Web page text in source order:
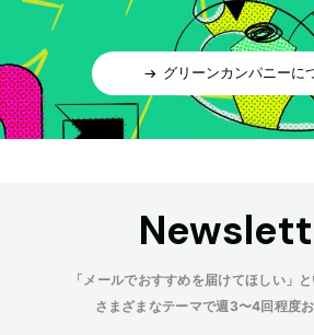
グリーンカンパニーに
「メールでおすすめを届けてほしい」と
さまざまなテーマで週3〜4回程度お